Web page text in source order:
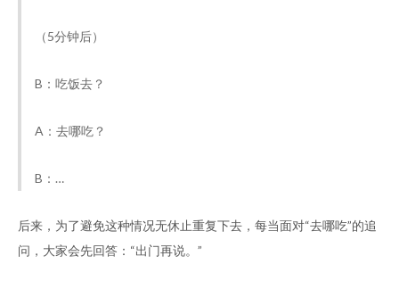
（5分钟后）
B：吃饭去？
A：去哪吃？
B：…
后来，为了避免这种情况无休止重复下去，每当面对“去哪吃”的追
问，大家会先回答：“出门再说。”